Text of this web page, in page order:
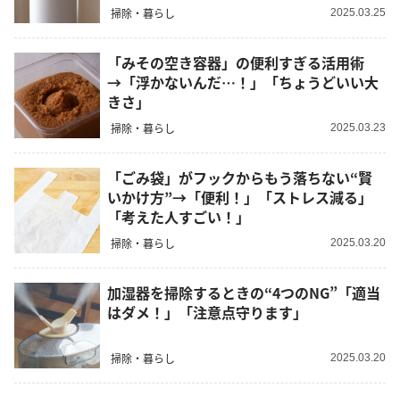
掃除・暮らし 2025.03.25
「みその空き容器」の便利すぎる活用術
→「浮かないんだ…！」「ちょうどいい大
きさ」
掃除・暮らし 2025.03.23
「ごみ袋」がフックからもう落ちない“賢
いかけ方”→「便利！」「ストレス減る」
「考えた人すごい！」
掃除・暮らし 2025.03.20
加湿器を掃除するときの“4つのNG”「適当
はダメ！」「注意点守ります」
掃除・暮らし 2025.03.20